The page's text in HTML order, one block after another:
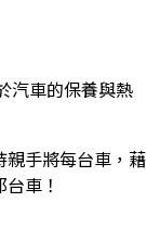
汽車的保養與熱
親手將每台車，藉
車！